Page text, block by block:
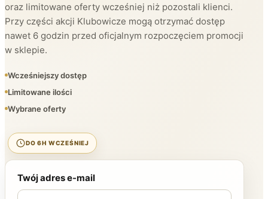
oraz limitowane oferty wcześniej niż pozostali klienci.
Przy części akcji Klubowicze mogą otrzymać dostęp
nawet 6 godzin przed oficjalnym rozpoczęciem promocji
w sklepie.
Wcześniejszy dostęp
Limitowane ilości
Wybrane oferty
DO 6H WCZEŚNIEJ
Twój adres e-mail